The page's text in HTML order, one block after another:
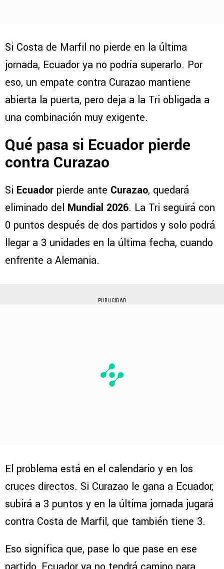
Si Costa de Marfil no pierde en la última
jornada, Ecuador ya no podría superarlo. Por
eso, un empate contra Curazao mantiene
abierta la puerta, pero deja a la Tri obligada a
una combinación muy exigente.
Qué pasa si Ecuador pierde
contra Curazao
Si Ecuador pierde ante Curazao, quedará
eliminado del Mundial 2026. La Tri seguirá con
0 puntos después de dos partidos y solo podrá
llegar a 3 unidades en la última fecha, cuando
enfrente a Alemania.
PUBLICIDAD
El problema está en el calendario y en los
cruces directos. Si Curazao le gana a Ecuador,
subirá a 3 puntos y en la última jornada jugará
contra Costa de Marfil, que también tiene 3.
Eso significa que, pase lo que pase en ese